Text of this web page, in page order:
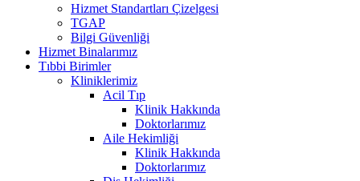
Hizmet Standartları Çizelgesi
TGAP
Bilgi Güvenliği
Hizmet Binalarımız
Tıbbi Birimler
Kliniklerimiz
Acil Tıp
Klinik Hakkında
Doktorlarımız
Aile Hekimliği
Klinik Hakkında
Doktorlarımız